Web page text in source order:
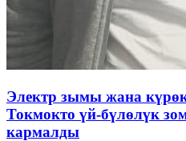
Электр зымы жана
Токмокто үй-бүлөлүк
кармалды